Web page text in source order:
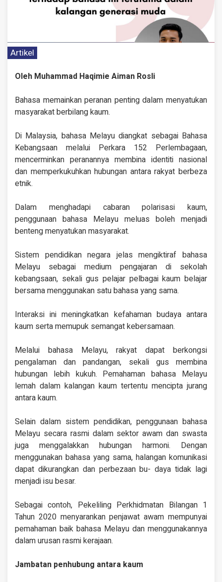
Artikel
Oleh Muhammad Haqimie Aiman Rosli
Bahasa memainkan peranan penting dalam menyatukan
masyarakat berbilang kaum.
Di Malaysia, bahasa Melayu diangkat sebagai Bahasa
Kebangsaan melalui Perkara 152 Perlembagaan,
mencerminkan peranannya membina identiti nasional
dan memperkukuhkan hubungan antara rakyat berbeza
etnik.
Dalam menghadapi cabaran polarisasi kaum,
penggunaan bahasa Melayu meluas boleh menjadi
benteng menyatukan masyarakat.
Sistem pendidikan negara jelas mengiktiraf bahasa
Melayu sebagai medium pengajaran di sekolah
kebangsaan, sekali gus pelajar pelbagai kaum belajar
bersama menggunakan satu bahasa yang sama.
Interaksi ini meningkatkan kefahaman budaya antara
kaum serta memupuk semangat kebersamaan.
Melalui bahasa Melayu, rakyat dapat berkongsi
pengalaman dan pandangan, sekali gus membina
hubungan lebih kukuh. Pemahaman bahasa Melayu
lemah dalam kalangan kaum tertentu mencipta jurang
antara kaum.
Selain dalam sistem pendidikan, penggunaan bahasa
Melayu secara rasmi dalam sektor awam dan swasta
juga menggalakkan hubungan harmoni. Dengan
menggunakan bahasa yang sama, halangan komunikasi
dapat dikurangkan dan perbezaan bu- daya tidak lagi
menjadi isu besar.
Sebagai contoh, Pekeliling Perkhidmatan Bilangan 1
Tahun 2020 menyarankan penjawat awam mempunyai
pemahaman baik bahasa Melayu dan menggunakannya
dalam urusan rasmi kerajaan.
Jambatan penhubung antara kaum